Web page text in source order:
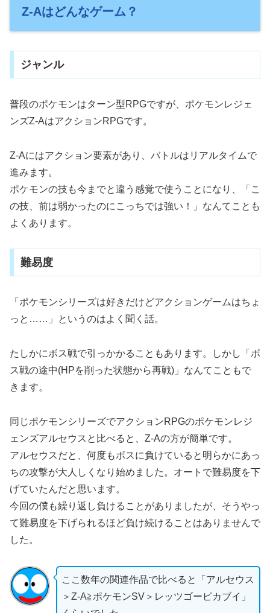
Z-Aはどんなゲーム？
ジャンル
普段のポケモンはターン型RPGですが、ポケモンレジェ
ンズZ-AはアクションRPGです。
Z-Aにはアクション要素があり、バトルはリアルタイムで
進みます。
ポケモンの技も今までと違う感覚で使うことになり、「こ
の技、前は弱かったのにこっちでは強い！」なんてことも
よくあります。
難易度
「ポケモンシリーズは好きだけどアクションゲームはちょ
っと……」というのはよく聞く話。
たしかにボス戦で引っかかることもあります。しかし「ボ
ス戦の途中(HPを削った状態から再戦)」なんてこともで
きます。
同じポケモンシリーズでアクションRPGのポケモンレジ
ェンズアルセウスと比べると、Z-Aの方が簡単です。
アルセウスだと、何度もボスに負けていると明らかにあっ
ちの攻撃が大人しくなり始めました。オートで難易度を下
げていたんだと思います。
今回の僕も繰り返し負けることがありましたが、そうやっ
て難易度を下げられるほど負け続けることはありませんで
した。
ここ数年の関連作品で比べると「アルセウス
＞Z-A≧ポケモンSV＞レッツゴーピカブイ」